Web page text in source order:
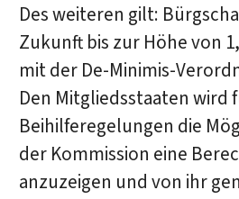
Des weiteren gilt:
Zukunft bis zur Höhe von
mit der De-Minimis-
Den Mitgliedsstaaten wird
Beihilferegelungen die
der Kommission eine
anzuzeigen und von ihr